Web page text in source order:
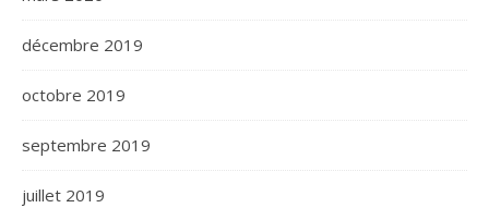
décembre 2019
octobre 2019
septembre 2019
juillet 2019